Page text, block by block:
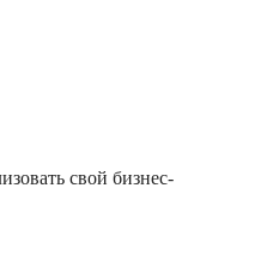
свой бизнес-